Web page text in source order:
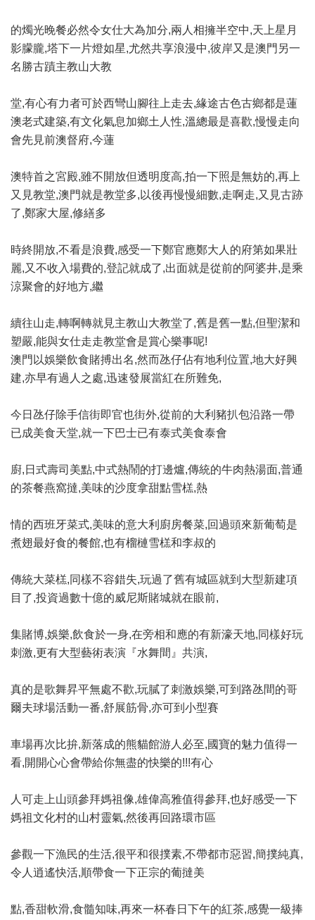
的燭光晚餐必然令女仕大為加分,兩人相擁半空中,天上星月
影朦朧,塔下一片燈如星,尤然共享浪漫中,彼岸又是澳門另一
名勝古蹟主教山大教
堂,有心有力者可於西彎山腳往上走去,緣途古色古鄉都是蓮
澳老式建築,有文化氣息加鄉土人性,溫總最是喜歡,慢慢走向
會先見前澳督府,今蓮
澳特首之宮殿,雖不開放但透明度高,拍一下照是無妨的,再上
又見教堂,澳門就是教堂多,以後再慢慢細數,走啊走,又見古跡
了,鄭家大屋,修繕多
時終開放,不看是浪費,感受一下鄭官應鄭大人的府第如果壯
麗,又不收入場費的,登記就成了,出面就是從前的阿婆井,是乘
涼聚會的好地方,繼
續往山走,轉啊轉就見主教山大教堂了,舊是舊一點,但聖潔和
塑嚴,能與女仕走走教堂會是賞心樂事呢!
澳門以娛樂飲食賭搏出名,然而氹仔佔有地利位置,地大好興
建,亦早有過人之處,迅速發展當紅在所難免,
今日氹仔除手信街即官也街外,從前的大利豬扒包沿路一帶
已成美食天堂,就一下巴士已有泰式美食泰會
廚,日式壽司美點,中式熱鬧的打邊爐,傳統的牛肉熱湯面,普通
的茶餐燕窩撻,美味的沙度拿甜點雪榚,熱
情的西班牙菜式,美味的意大利廚房餐菜,回過頭來新葡萄是
煮翅最好食的餐館,也有榴槤雪榚和李叔的
傳統大菜榚,同樣不容錯失,玩過了舊有城區就到大型新建項
目了,投資過數十億的威尼斯賭城就在眼前,
集賭博,娛樂,飲食於一身,在旁相和應的有新濠天地,同樣好玩
刺激,更有大型藝術表演『水舞間』共演,
真的是歌舞昇平無處不歡,玩膩了刺激娛樂,可到路氹間的哥
爾夫球場活動一番,舒展筋骨,亦可到小型賽
車場再次比拚,新落成的熊貓館游人必至,國寶的魅力值得一
看,開開心心會帶給你無盡的快樂的!!!有心
人可走上山頭參拜媽祖像,雄偉高雅值得參拜,也好感受一下
媽祖文化村的山村靈氣,然後再回路環市區
參觀一下漁民的生活,很平和很撲素,不帶都市惡習,簡撲純真,
令人逍遙快活,順帶食一下正宗的葡撻美
點,香甜軟滑,食髓知味,再來一杯春日下午的紅茶,感覺一級捧